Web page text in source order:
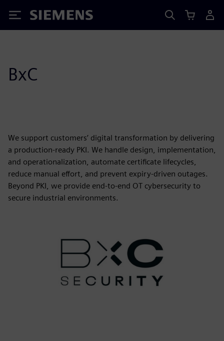
Siemens
BxC
We support customers’ digital transformation by delivering
a production-ready PKI. We handle design, implementation,
and operationalization, automate certificate lifecycles,
reduce manual effort, and prevent expiry-driven outages.
Beyond PKI, we provide end-to-end OT cybersecurity to
secure industrial environments.